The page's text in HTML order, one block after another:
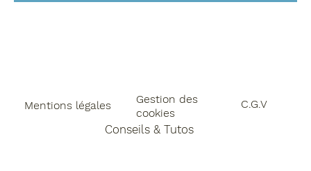
Mentions légales
Gestion des
cookies
C.G.V
Conseils & Tutos